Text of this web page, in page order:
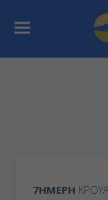
7ΉΜΕΡΗ